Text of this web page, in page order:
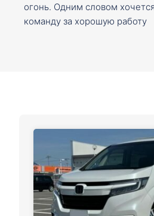
огонь. Одним словом
команду за хорошую работу